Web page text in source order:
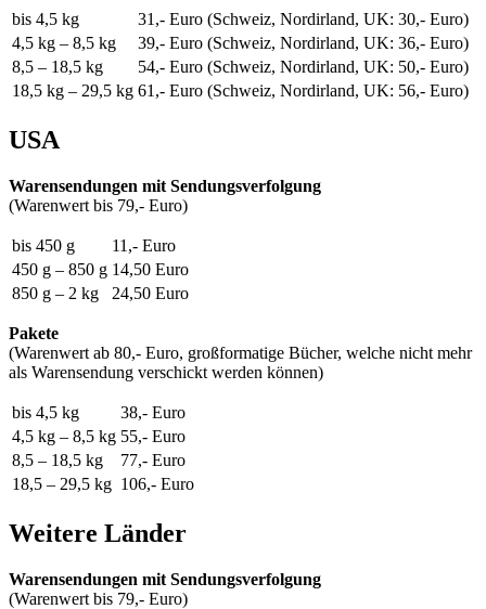
bis 4,5 kg 31,- Euro (Schweiz, Nordirland, UK: 30,- Euro)
4,5 kg – 8,5 kg
39,- Euro (Schweiz, Nordirland, UK: 36,- Euro)
8,5 – 18,5 kg
54,- Euro (Schweiz, Nordirland, UK: 50,- Euro)
18,5 kg – 29,5 kg 61,- Euro (Schweiz, Nordirland, UK: 56,- Euro)
USA
Warensendungen mit Sendungsverfolgung
(Warenwert bis 79,- Euro)
bis 450 g
11,- Euro
450 g – 850 g 14,50 Euro
850 g – 2 kg
24,50 Euro
Pakete
(Warenwert ab 80,- Euro, großformatige Bücher, welche nicht mehr
als Warensendung verschickt werden können)
bis 4,5 kg
38,- Euro
4,5 kg – 8,5 kg 55,- Euro
8,5 – 18,5 kg
77,- Euro
18,5 – 29,5 kg 106,- Euro
Weitere Länder
Warensendungen mit Sendungsverfolgung
(Warenwert bis 79,- Euro)